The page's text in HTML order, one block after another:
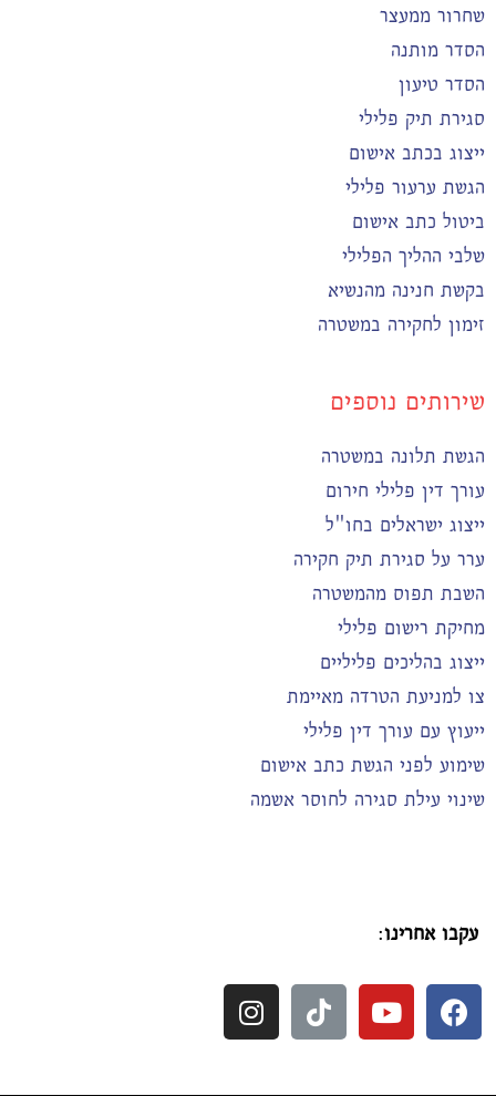
שחרור ממעצר
הסדר מותנה
הסדר טיעון
סגירת תיק פלילי
ייצוג בכתב אישום
הגשת ערעור פלילי
ביטול כתב אישום
שלבי ההליך הפלילי
בקשת חנינה מהנשיא
זימון לחקירה במשטרה
שירותים נוספים
הגשת תלונה במשטרה
עורך דין פלילי חירום
ייצוג ישראלים בחו"ל
ערר על סגירת תיק חקירה
השבת תפוס מהמשטרה
מחיקת רישום פלילי
ייצוג בהליכים פליליים
צו למניעת הטרדה מאיימת
ייעוץ עם עורך דין פלילי
שימוע לפני הגשת כתב אישום
שינוי עילת סגירה לחוסר אשמה
עקבו אחרינו: